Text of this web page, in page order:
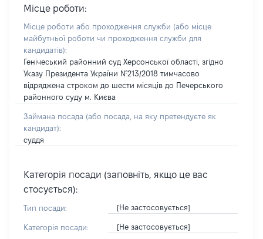
Місце роботи:
Місце роботи або проходження служби (або місце
майбутньої роботи чи проходження служби для
кандидатів):
Генічеський районний суд Херсонської області, згідно
Указу Президента України №213/2018 тимчасово
відряджена строком до шести місяців до Печерського
районного суду м. Києва
Займана посада (або посада, на яку претендуєте як
кандидат):
суддя
Категорія посади (заповніть, якщо це вас
стосується):
Тип посади: [Не застосовується]
Категорія посади: [Не застосовується]